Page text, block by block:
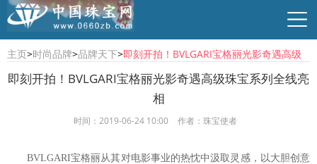
主页>时尚品牌>品牌天下>即刻开拍！BVLGARI宝格丽光影奇遇高级
珠宝系列全线亮相
即刻开拍！BVLGARI宝格丽光影奇遇高级珠宝系列全线亮
相
时间：2019-06-24 10:00 作者：珠宝使者
BVLGARI宝格丽从其对电影事业的热忱中汲取灵感，以大胆创意